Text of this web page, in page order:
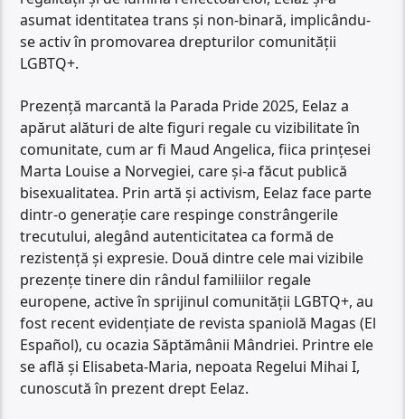
asumat identitatea trans și non-binară, implicându-
se activ în promovarea drepturilor comunității
LGBTQ+.
Prezență marcantă la Parada Pride 2025, Eelaz a
apărut alături de alte figuri regale cu vizibilitate în
comunitate, cum ar fi Maud Angelica, fiica prințesei
Marta Louise a Norvegiei, care și-a făcut publică
bisexualitatea. Prin artă și activism, Eelaz face parte
dintr-o generație care respinge constrângerile
trecutului, alegând autenticitatea ca formă de
rezistență și expresie. Două dintre cele mai vizibile
prezențe tinere din rândul familiilor regale
europene, active în sprijinul comunității LGBTQ+, au
fost recent evidențiate de revista spaniolă Magas (El
Español), cu ocazia Săptămânii Mândriei. Printre ele
se află și Elisabeta-Maria, nepoata Regelui Mihai I,
cunoscută în prezent drept Eelaz.